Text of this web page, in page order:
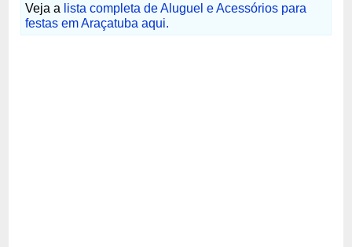
Veja a lista completa de Aluguel e Acessórios para
festas em Araçatuba aqui.